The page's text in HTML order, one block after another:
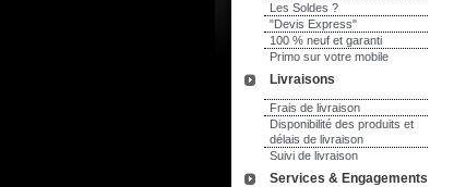
Les Soldes ?
"Devis Express"
100 % neuf et garanti
Primo sur votre mobile
Livraisons
Frais de livraison
Disponibilité des produits et
délais de livraison
Suivi de livraison
Services & Engagements